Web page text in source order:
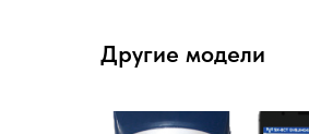
Другие модели